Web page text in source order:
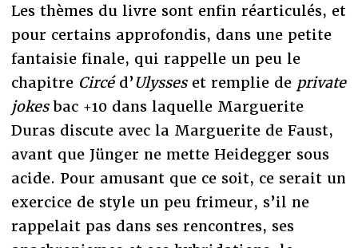
Les thèmes du livre sont enfin réarticulés, et
pour certains approfondis, dans une petite
fantaisie finale, qui rappelle un peu le
chapitre Circéd’Ulysseset remplie de private
jokesbac +10 dans laquelle Marguerite
Duras discute avec la Marguerite de Faust,
avant que Jünger ne mette Heidegger sous
acide. Pour amusant que ce soit, ce serait un
exercice de style un peu frimeur, s’il ne
rappelait pas dans ses rencontres, ses